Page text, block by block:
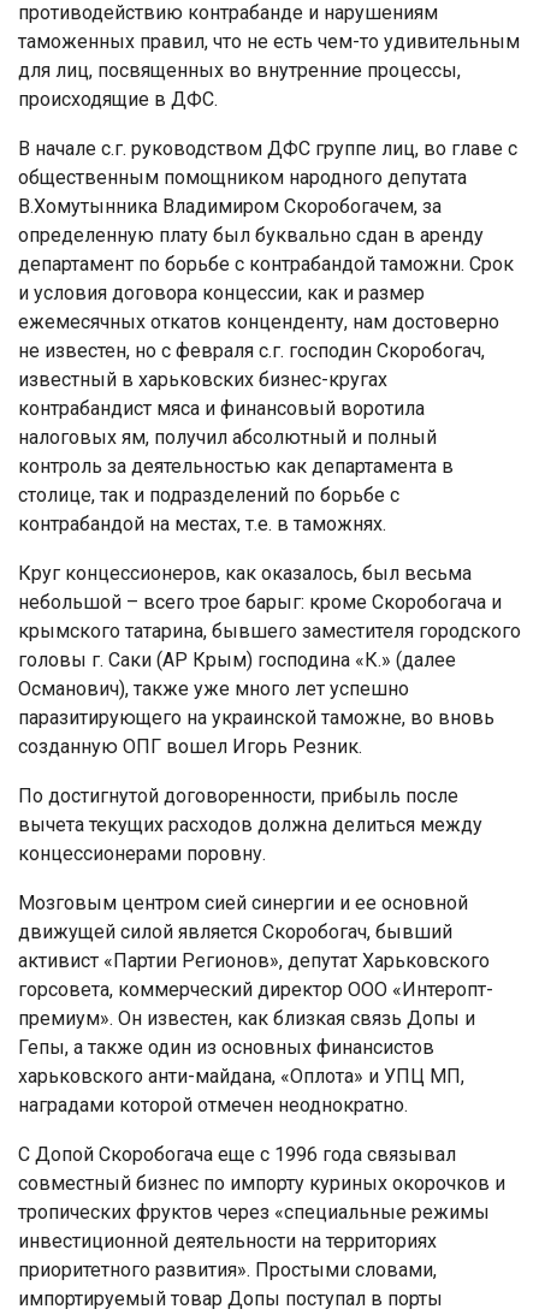
противодействию контрабанде и нарушениям
таможенных правил, что не есть чем-то удивительным
для лиц, посвященных во внутренние процессы,
происходящие в ДФС.
В начале с.г. руководством ДФС группе лиц, во главе с
общественным помощником народного депутата
В.Хомутынника Владимиром Скоробогачем, за
определенную плату был буквально сдан в аренду
департамент по борьбе с контрабандой таможни. Срок
и условия договора концессии, как и размер
ежемесячных откатов конценденту, нам достоверно
не известен, но с февраля с.г. господин Скоробогач,
известный в харьковских бизнес-кругах
контрабандист мяса и финансовый воротила
налоговых ям, получил абсолютный и полный
контроль за деятельностью как департамента в
столице, так и подразделений по борьбе с
контрабандой на местах, т.е. в таможнях.
Круг концессионеров, как оказалось, был весьма
небольшой – всего трое барыг: кроме Скоробогача и
крымского татарина, бывшего заместителя городского
головы г. Саки (АР Крым) господина «К.» (далее
Османович), также уже много лет успешно
паразитирующего на украинской таможне, во вновь
созданную ОПГ вошел Игорь Резник.
По достигнутой договоренности, прибыль после
вычета текущих расходов должна делиться между
концессионерами поровну.
Мозговым центром сией синергии и ее основной
движущей силой является Скоробогач, бывший
активист «Партии Регионов», депутат Харьковского
горсовета, коммерческий директор ООО «Интеропт-
премиум». Он известен, как близкая связь Допы и
Гепы, а также один из основных финансистов
харьковского анти-майдана, «Оплота» и УПЦ МП,
наградами которой отмечен неоднократно.
С Допой Скоробогача еще с 1996 года связывал
совместный бизнес по импорту куриных окорочков и
тропических фруктов через «специальные режимы
инвестиционной деятельности на территориях
приоритетного развития». Простыми словами,
импортируемый товар Допы поступал в порты